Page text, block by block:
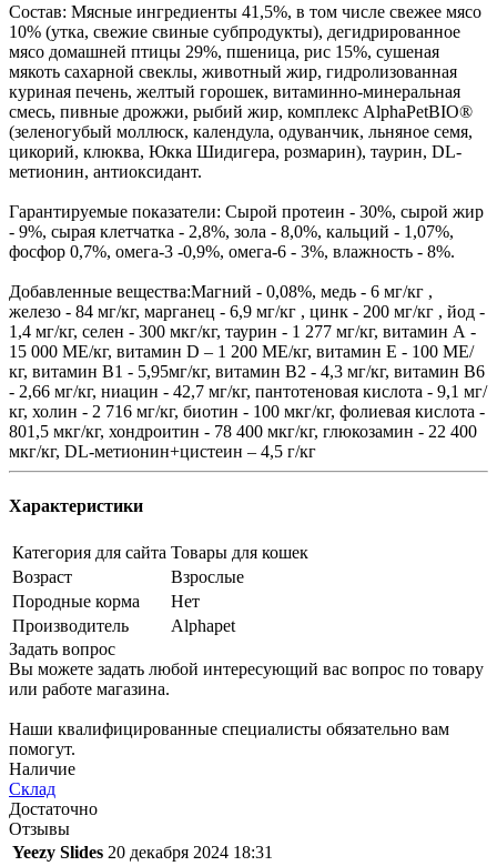
Состав: Мясные ингредиенты 41,5%, в том числе свежее мясо
10% (утка, свежие свиные субпродукты), дегидрированное
мясо домашней птицы 29%, пшеница, рис 15%, сушеная
мякоть сахарной свеклы, животный жир, гидролизованная
куриная печень, желтый горошек, витаминно-минеральная
смесь, пивные дрожжи, рыбий жир, комплекс AlphaPetBIO®
(зеленогубый моллюск, календула, одуванчик, льняное семя,
цикорий, клюква, Юкка Шидигера, розмарин), таурин, DL-
метионин, антиоксидант.
Гарантируемые показатели: Сырой протеин - 30%, сырой жир
- 9%, сырая клетчатка - 2,8%, зола - 8,0%, кальций - 1,07%,
фосфор 0,7%, омега-3 -0,9%, омега-6 - 3%, влажность - 8%.
Добавленные вещества:Магний - 0,08%, медь - 6 мг/кг ,
железо - 84 мг/кг, марганец - 6,9 мг/кг , цинк - 200 мг/кг , йод -
1,4 мг/кг, селен - 300 мкг/кг, таурин - 1 277 мг/кг, витамин А -
15 000 МЕ/кг, витамин D – 1 200 МЕ/кг, витамин Е - 100 МЕ/
кг, витамин В1 - 5,95мг/кг, витамин В2 - 4,3 мг/кг, витамин B6
- 2,66 мг/кг, ниацин - 42,7 мг/кг, пантотеновая кислота - 9,1 мг/
кг, холин - 2 716 мг/кг, биотин - 100 мкг/кг, фолиевая кислота -
801,5 мкг/кг, хондроитин - 78 400 мкг/кг, глюкозамин - 22 400
мкг/кг, DL-метионин+цистеин – 4,5 г/кг
Характеристики
Категория для сайта Товары для кошек
Возраст
Взрослые
Породные корма
Нет
Производитель
Alphapet
Задать вопрос
Вы можете задать любой интересующий вас вопрос по товару
или работе магазина.
Наши квалифицированные специалисты обязательно вам
помогут.
Наличие
Склад
Достаточно
Отзывы
Yeezy Slides 20 декабря 2024 18:31